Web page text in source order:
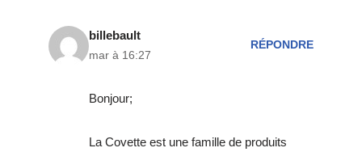
billebault
mar à 16:27
RÉPONDRE
Bonjour;
La Covette est une famille de produits